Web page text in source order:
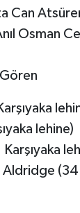
Can
Osman
lehine)
Aldridge